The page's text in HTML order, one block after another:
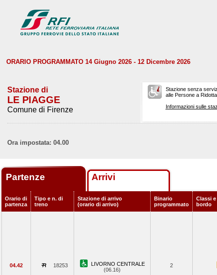
ORARIO PROGRAMMATO 14 Giugno 2026 - 12 Dicembre 2026
Stazione di
LE PIAGGE
Comune di Firenze
Stazione senza
alle Persone a
Informazioni sulle
Ora impostata: 04.00
Partenze Arrivi
Orario di
partenza
Tipo e n. di
treno
Stazione di arrivo
(orario di arrivo)
Binario
programmato
Classi
bordo
04.42 18253
LIVORNO CENTRALE
(06.16)
2